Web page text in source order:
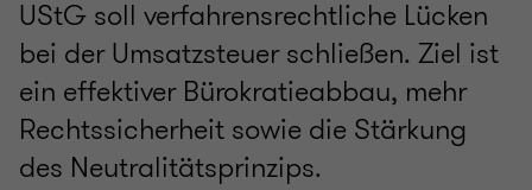
UStG soll verfahrensrechtliche Lücken
bei der Umsatzsteuer schließen. Ziel ist
ein effektiver Bürokratieabbau, mehr
Rechtssicherheit sowie die Stärkung
des Neutralitätsprinzips.